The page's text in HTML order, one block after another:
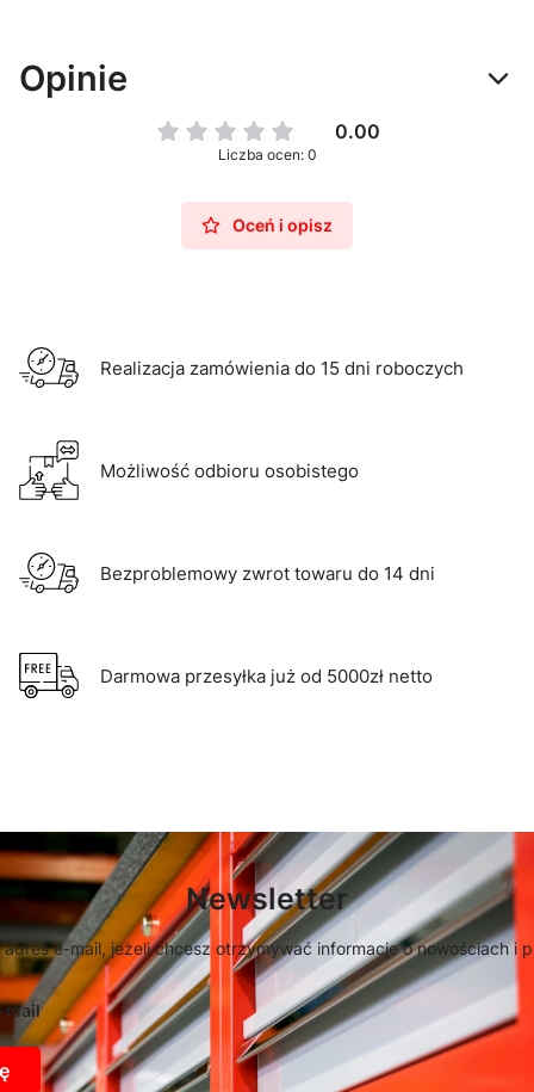
Opinie
0.00
Liczba ocen: 0
Oceń i opisz
Realizacja zamówienia do 15 dni roboczych
Możliwość odbioru osobistego
Bezproblemowy zwrot towaru do 14 dni
Darmowa przesyłka już od 5000zł netto
Newsletter
adres e-mail, jeżeli chcesz otrzymywać informacje o nowościach i
mail